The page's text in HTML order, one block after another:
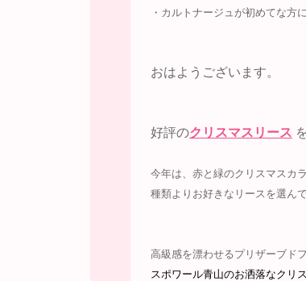
・カルトナージュが初めてな方
おはようございます。
好評のクリスマスリース
今年は、赤と緑のクリスマスカ
種類よりお好きなリースを選ん
高級感を漂わせるプリザーブド
スポワール青山のお洒落なクリ